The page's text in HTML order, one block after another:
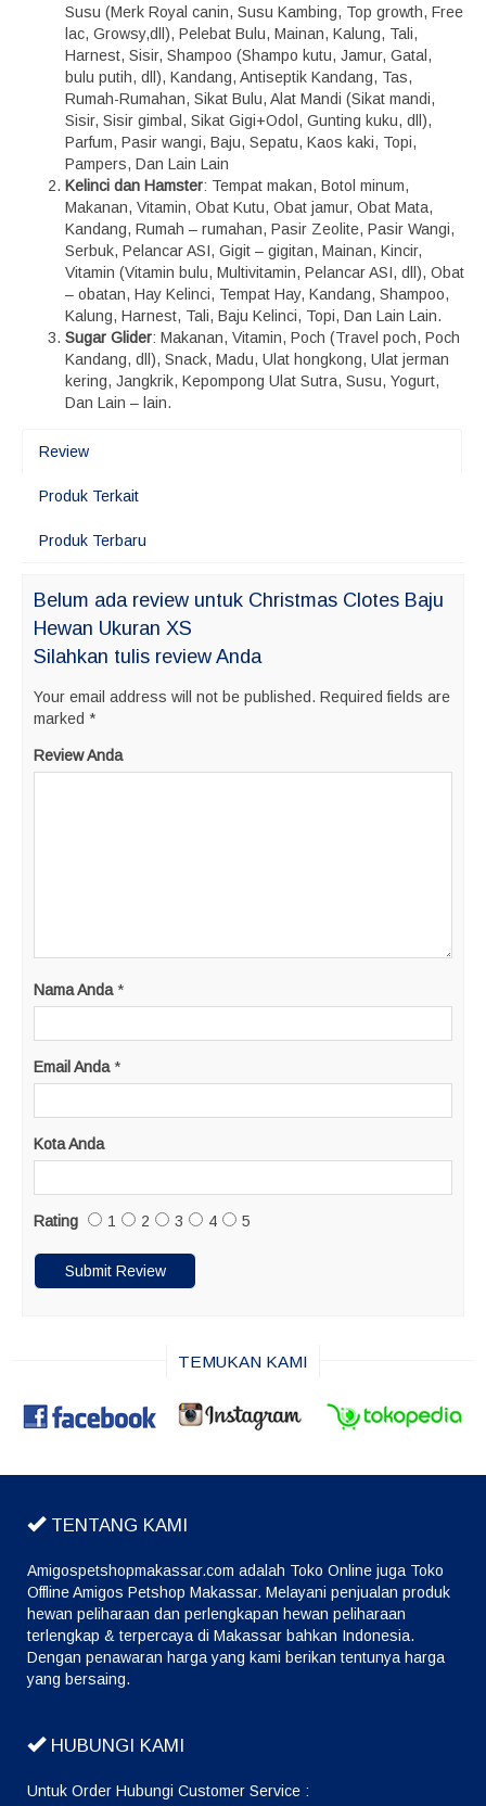
Susu (Merk Royal canin, Susu Kambing, Top growth, Free
lac, Growsy,dll), Pelebat Bulu, Mainan, Kalung, Tali,
Harnest, Sisir, Shampoo (Shampo kutu, Jamur, Gatal,
bulu putih, dll), Kandang, Antiseptik Kandang, Tas,
Rumah-Rumahan, Sikat Bulu, Alat Mandi (Sikat mandi,
Sisir, Sisir gimbal, Sikat Gigi+Odol, Gunting kuku, dll),
Parfum, Pasir wangi, Baju, Sepatu, Kaos kaki, Topi,
Pampers, Dan Lain Lain
Kelinci dan Hamster: Tempat makan, Botol minum,
Makanan, Vitamin, Obat Kutu, Obat jamur, Obat Mata,
Kandang, Rumah – rumahan, Pasir Zeolite, Pasir Wangi,
Serbuk, Pelancar ASI, Gigit – gigitan, Mainan, Kincir,
Vitamin (Vitamin bulu, Multivitamin, Pelancar ASI, dll), Obat
– obatan, Hay Kelinci, Tempat Hay, Kandang, Shampoo,
Kalung, Harnest, Tali, Baju Kelinci, Topi, Dan Lain Lain.
Sugar Glider: Makanan, Vitamin, Poch (Travel poch, Poch
Kandang, dll), Snack, Madu, Ulat hongkong, Ulat jerman
kering, Jangkrik, Kepompong Ulat Sutra, Susu, Yogurt,
Dan Lain – lain.
Review
Produk Terkait
Produk Terbaru
Belum ada review untuk Christmas Clotes Baju
Hewan Ukuran XS
Silahkan tulis review Anda
Your email address will not be published. Required fields are
marked *
Review Anda
Nama Anda *
Email Anda *
Kota Anda
Rating 1 2 3 4 5
TEMUKAN KAMI
TENTANG KAMI
Amigospetshopmakassar.com adalah Toko Online juga Toko
Offline Amigos Petshop Makassar. Melayani penjualan produk
hewan peliharaan dan perlengkapan hewan peliharaan
terlengkap & terpercaya di Makassar bahkan Indonesia.
Dengan penawaran harga yang kami berikan tentunya harga
yang bersaing.
HUBUNGI KAMI
Untuk Order Hubungi Customer Service :